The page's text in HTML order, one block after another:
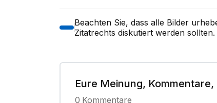
Beachten Sie, dass alle Bilder
Zitatrechts diskutiert werden sollten.
Eure Meinung, Kommentare,
0 Kommentare